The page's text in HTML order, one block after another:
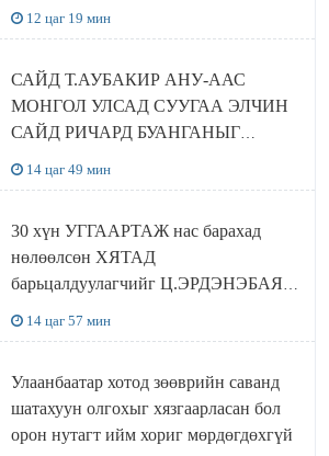
12 цаг 19 мин
САЙД Т.АУБАКИР АНУ-ААС
МОНГОЛ УЛСАД СУУГАА ЭЛЧИН
САЙД РИЧАРД БУАНГАНЫГ
14 цаг 49 мин
30 хүн УГГААРТАЖ нас барахад
нөлөөлсөн ХЯТАД
барьцалдуулагчийг Ц.ЭРДЭНЭБАЯР
14 цаг 57 мин
Улаанбаатар хотод зөөврийн саванд
шатахуун олгохыг хязгаарласан бол
орон нутагт ийм хориг мөрдөгдөхгүй